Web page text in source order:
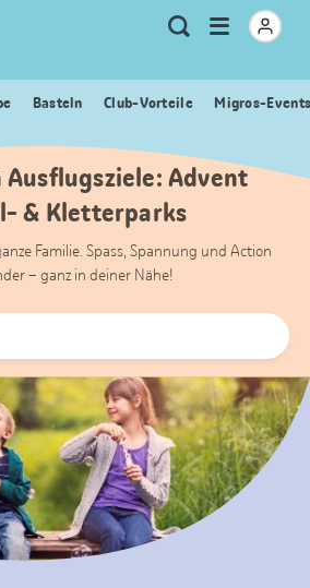
Meta
Navigation
Suche
Menu
öffnen
Basteln Club-Vorteile Migros-
Ausflugsziele: Advent
& Kletterparks
Familie. Spass, Spannung und Action
– ganz in deiner Nähe!